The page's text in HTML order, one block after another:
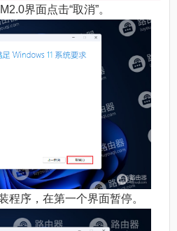
界面点击“取消”。
程序，在第一个界面暂停。